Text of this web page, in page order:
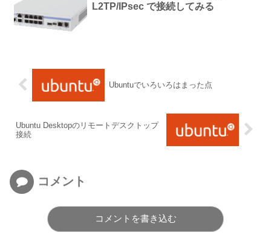
L2TP/IPsec で接続してみる
Ubuntuでいろいろはまった点
Ubuntu Desktopのリモートデスクトップ
接続
コメント
コメントを書き込む